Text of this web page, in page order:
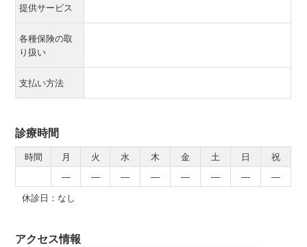
提供サービス
各種保険の取
り扱い
支払い方法
診療時間
時間 月 火 水 木 金 土 日
祝
―
― ― ― ― ― ―
―
休診日：なし
アクセス情報